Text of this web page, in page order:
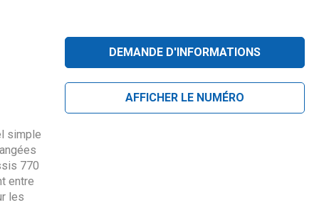
simple
770
entre
les
DEMANDE D'INFORMATIONS
AFFICHER LE NUMÉRO